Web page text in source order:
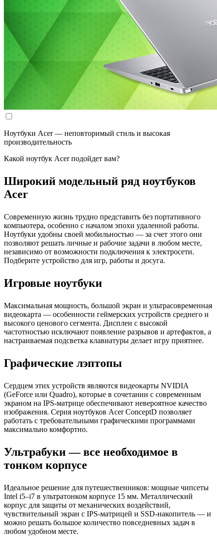
Ноутбуки Acer — неповторимый стиль и высокая
производительность
Какой ноутбук Acer подойдет вам?
Широкий модельный ряд ноутбуков
Acer
Современную жизнь трудно представить без портативного
компьютера, особенно с началом эпохи удаленной работы.
Ноутбуки удобны своей мобильностью — за счет этого они
позволяют решать личные и рабочие задачи в любом месте,
независимо от возможности подключения к электросети.
Подберите устройство для игр, работы и досуга.
Игровые ноутбуки
Максимальная мощность, большой экран и ультрасовременная
видеокарта — особенности геймерских устройств среднего и
высокого ценового сегмента. Дисплеи с высокой
частотностью исключают появление разрывов и артефактов, а
настраиваемая подсветка клавиатуры делает игру приятнее.
Графические лэптопы
Сердцем этих устройств являются видеокарты NVIDIA
(GeForce или Quadro), которые в сочетании с современным
экраном на IPS-матрице обеспечивают невероятное качество
изображения. Серия ноутбуков Acer ConceptD позволяет
работать с требовательными графическими программами
максимально комфортно.
Ультрабуки — все необходимое в
тонком корпусе
Идеальное решение для путешественников: мощные чипсеты
Intel i5–i7 в ультратонком корпусе 15 мм. Металлический
корпус для защиты от механических воздействий,
чувствительный экран с IPS-матрицей и SSD-накопитель — и
можно решать большое количество повседневных задач в
любом удобном месте.